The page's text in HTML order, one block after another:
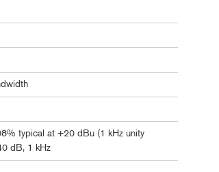
typical at +20 dBu (1 kHz unity
dB, 1 kHz